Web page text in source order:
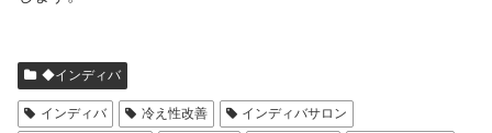
◆インディバ
インディバ 冷え性改善
インディバサロン